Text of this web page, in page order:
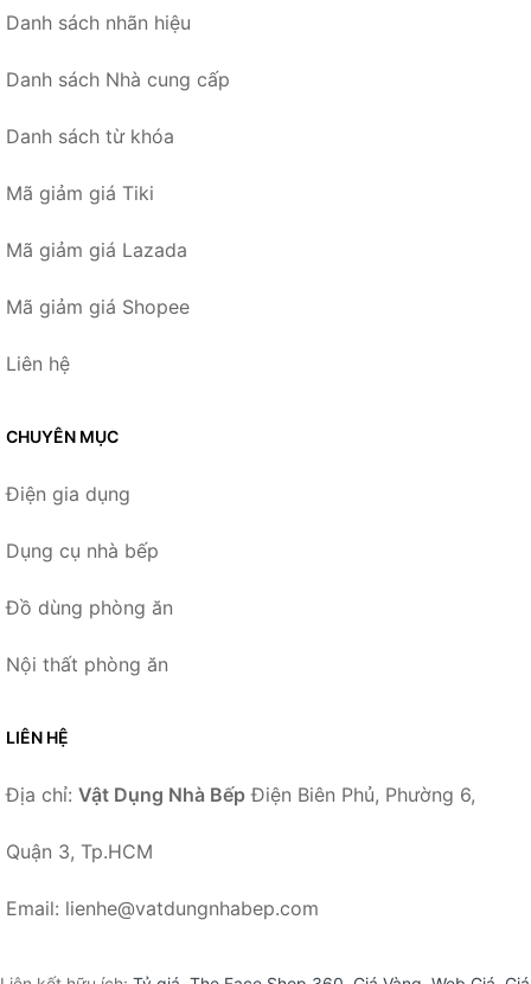
Danh sách nhãn hiệu
Danh sách Nhà cung cấp
Danh sách từ khóa
Mã giảm giá Tiki
Mã giảm giá Lazada
Mã giảm giá Shopee
Liên hệ
CHUYÊN MỤC
Điện gia dụng
Dụng cụ nhà bếp
Đồ dùng phòng ăn
Nội thất phòng ăn
LIÊN HỆ
Địa chỉ: Vật Dụng Nhà Bếp Điện Biên Phủ, Phường 6,
Quận 3, Tp.HCM
Email: lienhe@vatdungnhabep.com